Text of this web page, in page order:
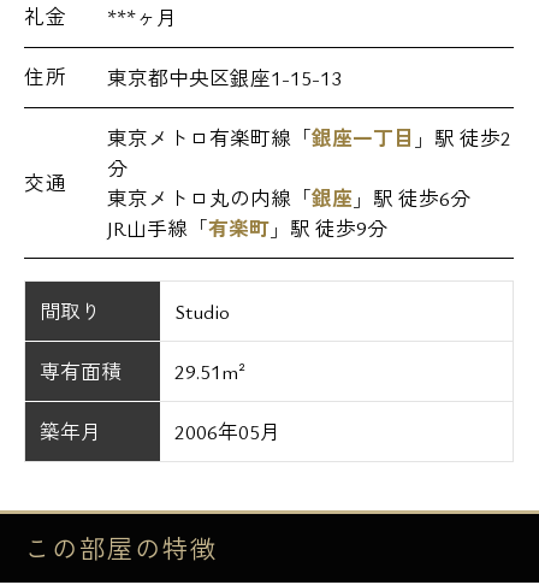
礼金 ***ヶ月
住所 東京都中央区銀座1-15-13
交通
東京メトロ有楽町線「銀座一丁目 」駅 徒歩2
分
東京メトロ丸の内線「銀座 」駅 徒歩6分
JR山手線「有楽町 」駅 徒歩9分
間取り Studio
専有面積 29.51m²
築年月 2006年05月
この部屋の特徴